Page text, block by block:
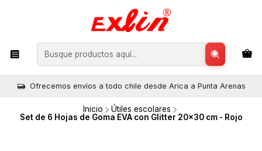
Ofrecemos envíos a todo chile desde Arica a Punta Arenas
Inicio
Útiles escolares
Set de 6 Hojas de Goma EVA con Glitter 20x30 cm - Rojo